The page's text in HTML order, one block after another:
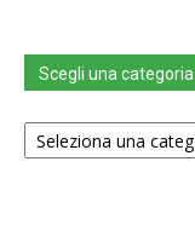
Scegli una categoria
Scegli
una